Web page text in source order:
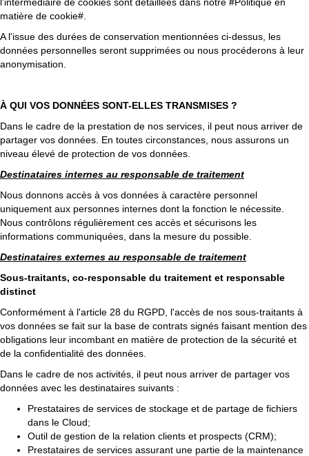
l'intermédiaire de cookies sont détaillées dans notre #Politique en
matière de cookie#.
A l'issue des durées de conservation mentionnées ci-dessus, les
données personnelles seront supprimées ou nous procéderons à leur
anonymisation.
À QUI VOS DONNÉES SONT-ELLES TRANSMISES ?
Dans le cadre de la prestation de nos services, il peut nous arriver de
partager vos données. En toutes circonstances, nous assurons un
niveau élevé de protection de vos données.
Destinataires internes au responsable de traitement
Nous donnons accès à vos données à caractère personnel
uniquement aux personnes internes dont la fonction le nécessite.
Nous contrôlons régulièrement ces accès et sécurisons les
informations communiquées, dans la mesure du possible.
Destinataires externes au responsable de traitement
Sous-traitants, co-responsable du traitement et responsable
distinct
Conformément à l'article 28 du RGPD, l'accès de nos sous-traitants à
vos données se fait sur la base de contrats signés faisant mention des
obligations leur incombant en matière de protection de la sécurité et
de la confidentialité des données.
Dans le cadre de nos activités, il peut nous arriver de partager vos
données avec les destinataires suivants :
Prestataires de services de stockage et de partage de fichiers
dans le Cloud;
Outil de gestion de la relation clients et prospects (CRM);
Prestataires de services assurant une partie de la maintenance